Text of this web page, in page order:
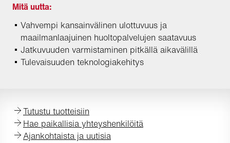
Mitä uutta:
Vahvempi kansainvälinen ulottuvuus ja
maailmanlaajuinen huoltopalvelujen saatavuus
Jatkuvuuden varmistaminen pitkällä aikavälillä
Tulevaisuuden teknologiakehitys
Tutustu tuotteisiin
Hae paikallisia yhteyshenkilöitä
Ajankohtaista ja uutisia